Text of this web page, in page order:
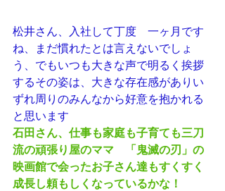
松井さん、入社して丁度　一ヶ月です
ね、まだ慣れたとは言えないでしょ
う、でもいつも大きな声で明るく挨拶
するその姿は、大きな存在感がありい
ずれ周りのみんなから好意を抱かれる
と思います
石田さん、仕事も家庭も子育ても三刀
流の頑張り屋のママ　「鬼滅の刃」の
映画館で会ったお子さん達もすくすく
成長し頼もしくなっているかな！